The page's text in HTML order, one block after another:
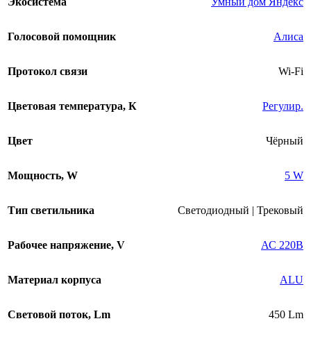
Голосовой помощник Алиса
Протокол связи Wi-Fi
Цветовая температура, К Регулир.
Цвет Чёрный
Мощность, W 5 W
Тип светильника Светодиодный | Трековый
Рабочее напряжение, V АС 220В
Материал корпуса ALU
Световой поток, Lm 450 Lm